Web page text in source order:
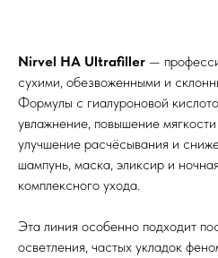
Nirvel HA Ultrafiller —
сухими, обезвоженными и
Формулы с гиалуроновой
увлажнение, повышение
улучшение расчёсывания и
шампунь, маска, эликсир и
комплексного ухода.
Эта линия особенно подходит
осветления, частых укладок